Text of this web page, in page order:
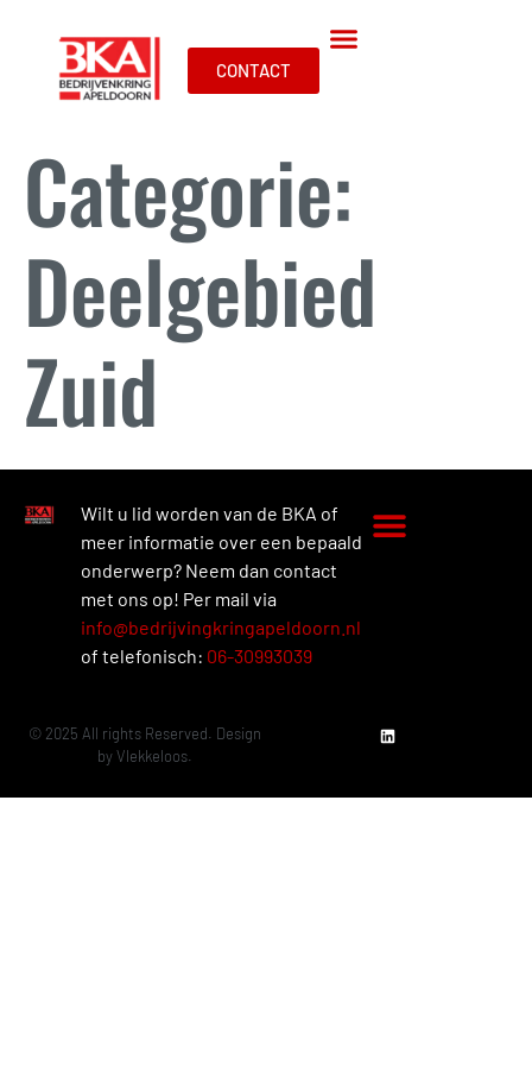
CONTACT
Categorie:
Deelgebied
Zuid
Wilt u lid worden van de BKA of
meer informatie over een bepaald
onderwerp? Neem dan contact
met ons op! Per mail via
info@bedrijvingkringapeldoorn.nl
of telefonisch: 06-30993039
© 2025 All rights Reserved. Design
byVlekkeloos.